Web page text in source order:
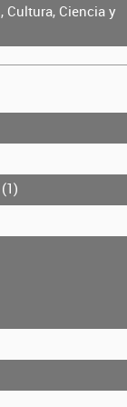
Cultura, Ciencia y